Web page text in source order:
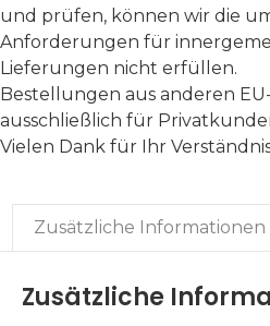
und prüfen, können wir die
Anforderungen für
Lieferungen nicht erfüllen.
Bestellungen aus anderen
ausschließlich für
Vielen Dank für Ihr
Zusätzliche Informationen
Zusätzliche